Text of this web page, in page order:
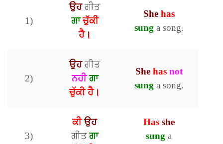
1)
ਉਹਗੀਤ
ਗਾ ਚੁੱਕੀ
ਹੈ।
She has
sung a song.
2)
ਉਹਗੀਤ
ਨਹੀ ਗਾ
ਚੁੱਕੀ ਹੈ।
She has not
sung a song.
3)
ਕੀ ਉਹ
ਗੀਤਗਾ
Has she
sung a